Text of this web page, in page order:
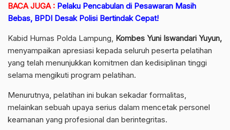
BACA JUGA : Pelaku Pencabulan di Pesawaran Masih
Bebas, BPDI Desak Polisi Bertindak Cepat!
Kabid Humas Polda Lampung, Kombes Yuni Iswandari Yuyun,
menyampaikan apresiasi kepada seluruh peserta pelatihan
yang telah menunjukkan komitmen dan kedisiplinan tinggi
selama mengikuti program pelatihan.
Menurutnya, pelatihan ini bukan sekadar formalitas,
melainkan sebuah upaya serius dalam mencetak personel
keamanan yang profesional dan berintegritas.